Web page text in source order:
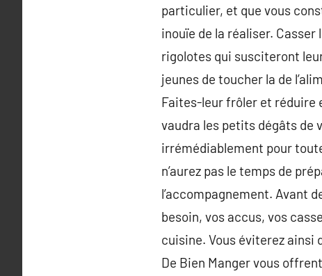
particulier, et que vous
inouïe de la réaliser.
rigolotes qui susciteront
jeunes de toucher la de
Faites-leur frôler et réduire
vaudra les petits dégâts de
irrémédiablement pour
n’aurez pas le temps de
l’accompagnement. Avant
besoin, vos accus, vos
cuisine. Vous éviterez ainsi
De Bien Manger vous